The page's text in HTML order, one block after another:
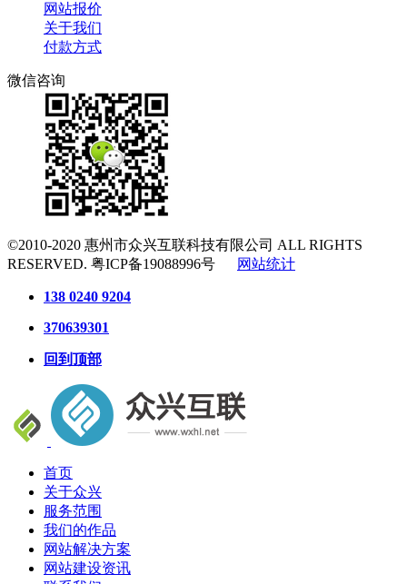
网站报价
关于我们
付款方式
微信咨询
©2010-2020 惠州市众兴互联科技有限公司 ALL RIGHTS
RESERVED. 粤ICP备19088996号 网站统计
138 0240 9204
370639301
回到顶部
首页
关于众兴
服务范围
我们的作品
网站解决方案
网站建设资讯